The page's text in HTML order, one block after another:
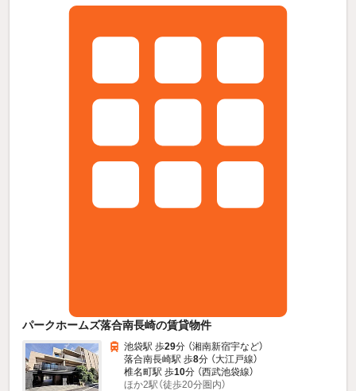
パークホームズ落合南長崎の賃貸物件
池袋駅 歩29分 （湘南新宿宇など）
落合南長崎駅 歩8分 （大江戸線）
椎名町駅 歩10分 （西武池袋線）
ほか2駅（徒歩20分圏内）